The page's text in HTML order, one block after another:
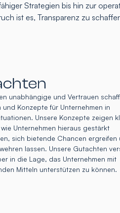
Strategien bis hin zur
ist es, Transparenz zu
unabhängige und Vertrauen
und Konzepte für Unternehmen in
Unsere Konzepte zeigen
Unternehmen hieraus gestärkt
sich bietende Chancen ergreifen
lassen. Unsere Gutachten
in die Lage, das Unternehmen mit
Mitteln unterstützen zu können.